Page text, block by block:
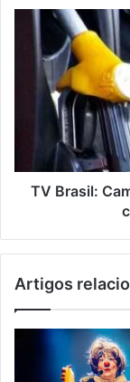
Brasil:
Caminhos
Reportagem
apresenta
combustíveis
do
futuro
TV Brasil:
Artigos